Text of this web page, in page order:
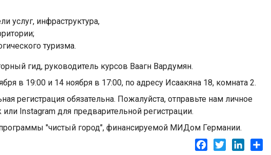
услуг, инфраструктура,
туризма.
гид, руководитель курсов Ваагн Вардумян.
в 19:00 и 14 ноября в 17:00, по адресу Исаакяна 18, комната 2.
регистрация обязательна. Пожалуйста, отправьте нам личное
Instagram для предварительной регистрации.
"чистый город", финансируемой МИДом Германии.
Facebook
Twitter LinkedIn